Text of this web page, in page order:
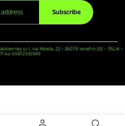
Subscribe
s.r.l. via Maiella, 22 • 86079 Venafro (IS) • ITALIA •
P.Iva 00872330949